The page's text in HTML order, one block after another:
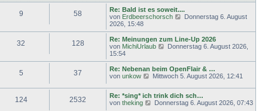
9 58
Re: Bald ist es soweit....
von Erdbeerschorsch
N
u
e
s
B
e
i
t
r
Donnerstag 6. August
2026, 15:48
32 128
Re: Meinungen zum Line-Up 2026
von MichiUrlaub
N
u
e
s
e
r
B
Donnerstag 6. August 2026,
15:54
5 37
Re: Nebenan beim OpenFlair & …
von unkow
N
u
e
s
Mittwoch 5. August 2026, 12:41
124 2532
Re: *sing* ich trink dich sch…
von theking
NDonnerstag 6. August 2026, 07:43